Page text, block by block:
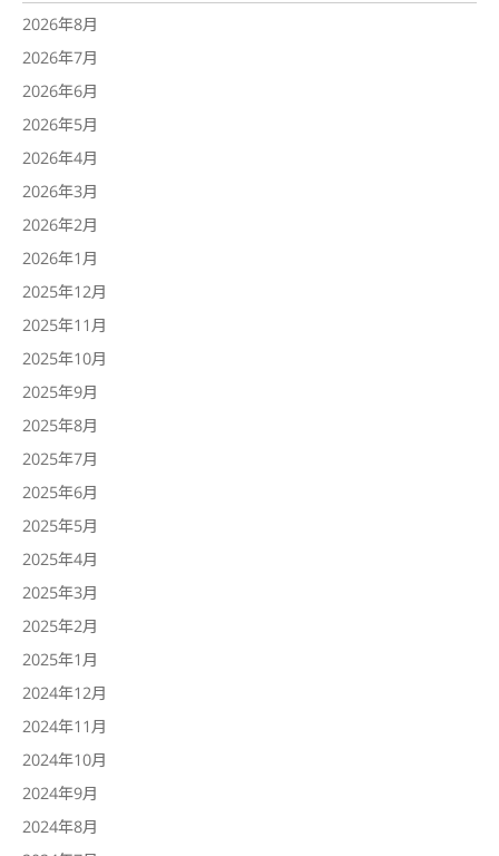
2026年8月
2026年7月
2026年6月
2026年5月
2026年4月
2026年3月
2026年2月
2026年1月
2025年12月
2025年11月
2025年10月
2025年9月
2025年8月
2025年7月
2025年6月
2025年5月
2025年4月
2025年3月
2025年2月
2025年1月
2024年12月
2024年11月
2024年10月
2024年9月
2024年8月